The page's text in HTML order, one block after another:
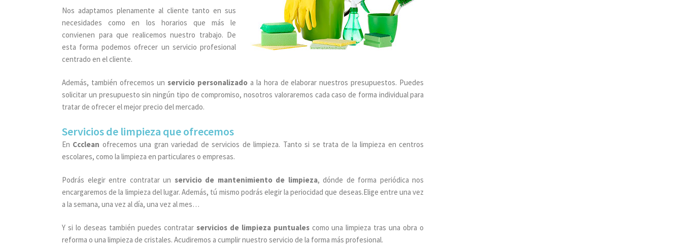
Nos adaptamos plenamente al cliente tanto en sus
necesidades como en los horarios que más le
convienen para que realicemos nuestro trabajo. De
esta forma podemos ofrecer un servicio profesional
centrado en el cliente.
Además, también ofrecemos un servicio personalizadoa la hora de elaborar nuestros presupuestos. Puedes
solicitar un presupuesto sin ningún tipo de compromiso, nosotros valoraremos cada caso de forma individual para
tratar de ofrecer el mejor precio del mercado.
Servicios de limpieza que ofrecemos
En Ccclean ofrecemos una gran variedad de servicios de limpieza. Tanto si se trata de la limpieza en centros
escolares, como la limpieza en particulares o empresas.
Podrás elegir entre contratar un servicio de mantenimiento de limpieza, dónde de forma periódica nos
encargaremos de la limpieza del lugar. Además, tú mismo podrás elegir la periocidad que deseas.Elige entre una vez
a la semana, una vez al día, una vez al mes…
Y si lo deseas también puedes contratar servicios de limpieza puntualescomo una limpieza tras una obra o
reforma o una limpieza de cristales. Acudiremos a cumplir nuestro servicio de la forma más profesional.